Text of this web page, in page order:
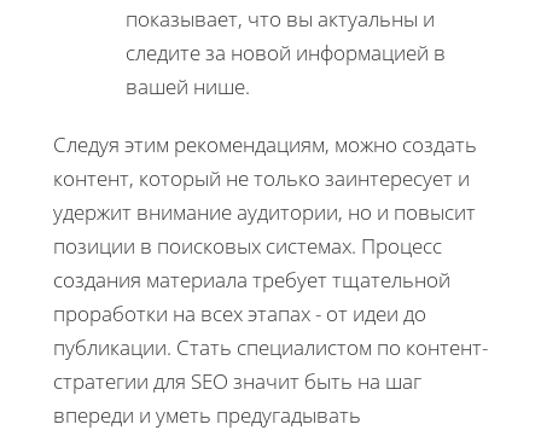
показывает, что вы актуальны и
следите за новой информацией в
вашей нише.
Следуя этим рекомендациям, можно создать
контент, который не только заинтересует и
удержит внимание аудитории, но и повысит
позиции в поисковых системах. Процесс
создания материала требует тщательной
проработки на всех этапах - от идеи до
публикации. Стать специалистом по контент-
стратегии для SEO значит быть на шаг
впереди и уметь предугадывать